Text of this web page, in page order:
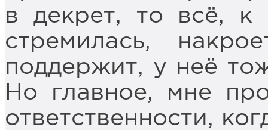
в декрет, то всё, к
стремилась,
поддержит, у неё
Но главное, мне
ответственности,